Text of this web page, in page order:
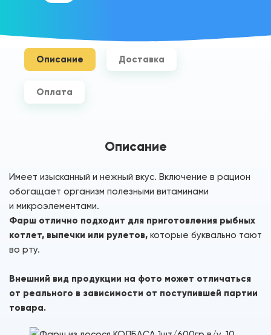
Описание Доставка
Оплата
Описание
Имеет изысканный и нежный вкус. Включение в рацион
обогащает организм полезными витаминами
и микроэлементами.
Фарш отлично подходит для приготовления рыбных
котлет, выпечки или рулетов, которые буквально тают
во рту.
Внешний вид продукции на фото может отличаться
от реального в зависимости от поступившей партии
товара.